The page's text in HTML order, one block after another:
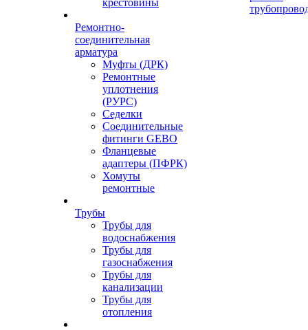
крестовины
Ремонтно-
соединительная
арматура
Муфты (ДРК)
Ремонтные
уплотнения
(РУРС)
Седелки
Соединительные
фитинги GEBO
Фланцевые
адаптеры (ПФРК)
Хомуты
ремонтные
Трубы
Трубы для
водоснабжения
Трубы для
газоснабжения
Трубы для
канализации
Трубы для
отопления